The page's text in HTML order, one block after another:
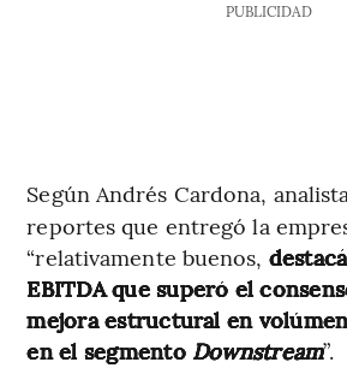
PUBLICIDAD
Según Andrés Cardona,
reportes que entregó la
“relativamente buenos,
EBITDA que superó el
mejora estructural en
en el segmento Downstream”.